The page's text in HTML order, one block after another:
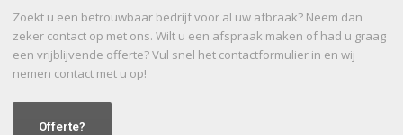
Zoekt u een betrouwbaar bedrijf voor al uw afbraak? Neem dan
zeker contact op met ons. Wilt u een afspraak maken of had u graag
een vrijblijvende offerte? Vul snel het contactformulier in en wij
nemen contact met u op!
Offerte?